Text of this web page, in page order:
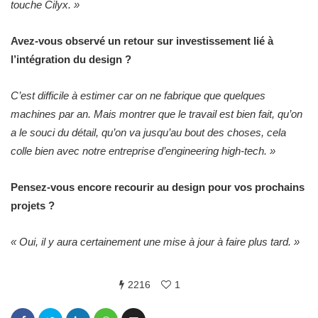
touche Cilyx. »
Avez-vous observé un retour sur investissement lié à
l’intégration du design ?
C’est difficile à estimer car on ne fabrique que quelques
machines par an. Mais montrer que le travail est bien fait, qu’on
a le souci du détail, qu’on va jusqu’au bout des choses, cela
colle bien avec notre entreprise d’engineering high-tech. »
Pensez-vous encore recourir au design pour vos prochains
projets ?
« Oui, il y aura certainement une mise à jour à faire plus tard. »
2216 1